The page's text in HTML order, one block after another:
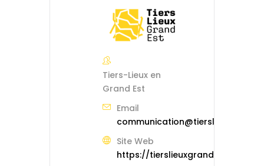
Tiers-Lieux en
Grand Est
Email
Site Web
https://tierslieuxgrandest.org